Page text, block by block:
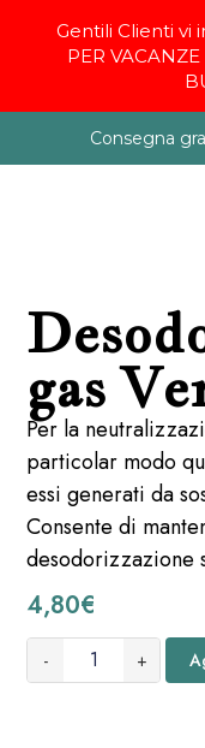
Gentili Clienti vi
PER
Consegna
gas
Per la
particolar modo
essi generati da
Consente di
desodorizzazione
4,80€
- +